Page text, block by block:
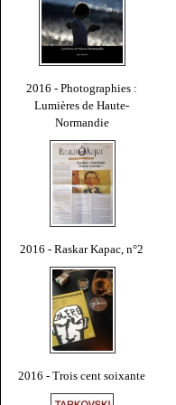
2016 - Photographies :
Lumières de Haute-
Normandie
2016 - Raskar Kapac, n°2
2016 - Trois cent soixante